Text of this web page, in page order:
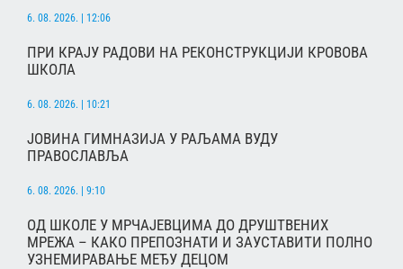
6. 08. 2026. | 12:06
ПРИ КРАЈУ РАДОВИ НА РЕКОНСТРУКЦИЈИ КРОВОВА
ШКОЛА
6. 08. 2026. | 10:21
ЈОВИНА ГИМНАЗИЈА У РАЉАМА ВУДУ
ПРАВОСЛАВЉА
6. 08. 2026. | 9:10
ОД ШКОЛЕ У МРЧАЈЕВЦИМА ДО ДРУШТВЕНИХ
МРЕЖА – КАКО ПРЕПОЗНАТИ И ЗАУСТАВИТИ ПОЛНО
УЗНЕМИРАВАЊЕ МЕЂУ ДЕЦОМ